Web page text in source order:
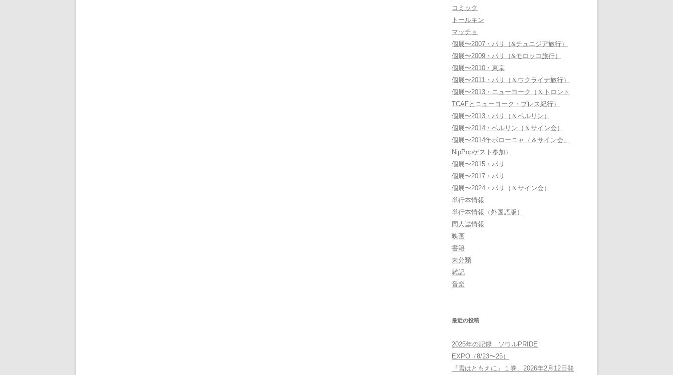
コミック
トールキン
マッチョ
個展〜2007・パリ（&チュニジア旅行）
個展〜2009・パリ（&モロッコ旅行）
個展〜2010・東京
個展〜2011・パリ（＆ウクライナ旅行）
個展〜2013・ニューヨーク（＆トロント
TCAFとニューヨーク・プレス紀行）
個展〜2013・パリ（＆ベルリン）
個展〜2014・ベルリン（＆サイン会）
個展〜2014年ボローニャ（＆サイン会、
NipPopゲスト参加）
個展〜2015・パリ
個展〜2017・パリ
個展〜2024・パリ（＆サイン会）
単行本情報
単行本情報（外国語版）
同人誌情報
映画
書籍
未分類
雑記
音楽
最近の投稿
2025年の記録 ソウルPRIDE
EXPO（8/23〜25）
『雪はともえに』１巻、2026年2月12日発